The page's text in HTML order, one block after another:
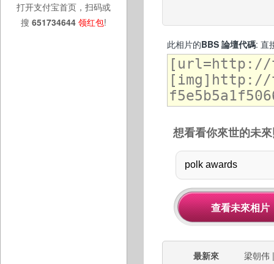
打开支付宝首页，扫码或
搜 651734644 领红包!
此相片的BBS 論壇代碼: 直
想看看你來世的未
最新來
梁朝伟